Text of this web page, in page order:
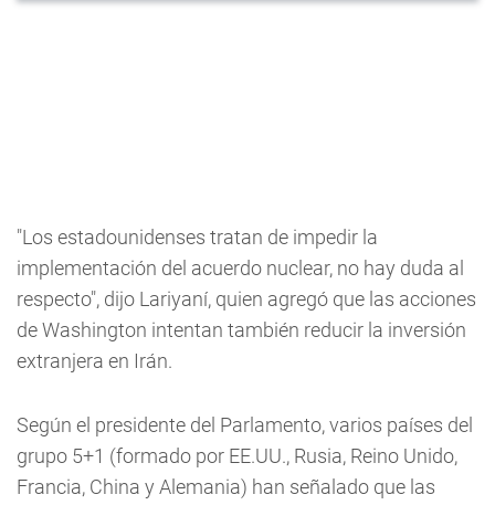
"Los estadounidenses tratan de impedir la
implementación del acuerdo nuclear, no hay duda al
respecto", dijo Lariyaní, quien agregó que las acciones
de Washington intentan también reducir la inversión
extranjera en Irán.
Según el presidente del Parlamento, varios países del
grupo 5+1 (formado por EE.UU., Rusia, Reino Unido,
Francia, China y Alemania) han señalado que las